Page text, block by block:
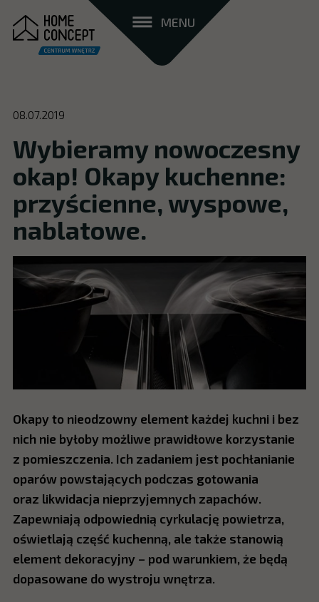
MENU
08.07.2019
Wybieramy nowoczesny
okap! Okapy kuchenne:
przyścienne, wyspowe,
nablatowe.
Okapy to nieodzowny element każdej kuchni i bez
nich nie byłoby możliwe prawidłowe korzystanie
z pomieszczenia. Ich zadaniem jest pochłanianie
oparów powstających podczas gotowania
oraz likwidacja nieprzyjemnych zapachów.
Zapewniają odpowiednią cyrkulację powietrza,
oświetlają część kuchenną, ale także stanowią
element dekoracyjny – pod warunkiem, że będą
dopasowane do wystroju wnętrza.